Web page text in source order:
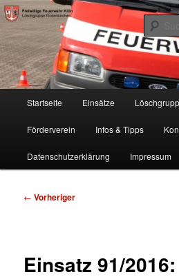
Zum
primären
Inhalt
springenFF Köln, LG RD
Freiwillige Feuerwehr Köln,
Startseite Einsätze
Förderverein Infos & Tipps
Datenschutzerklärung Impressum
Beitragsnavigation
← Vorheriger
Einsatz 91/